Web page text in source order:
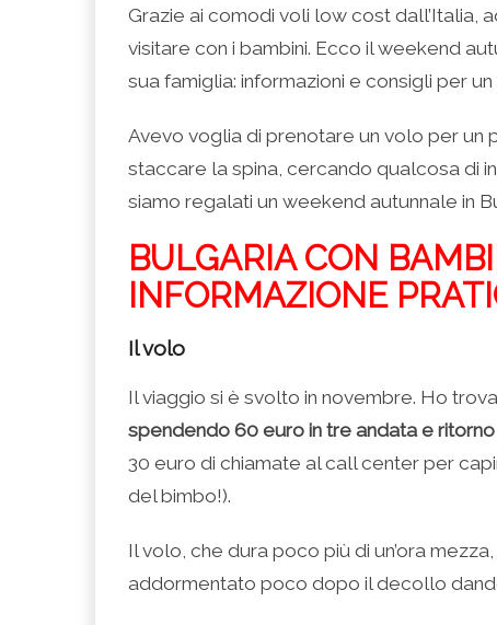
su
Facebook
(Si
apre
una
nuova
condividere
su
Twitter
(Si
in
una
condividere
su
Google+
(Si
in
una
condividere
su
LinkedIn
(Si
in
una
stampare
(Si
apre
in
nuova
finestra)
Grazie ai comodi voli low cost dall’Italia,
visitare con i bambini. Ecco il weekend
sua famiglia: informazioni e consigli per un
Avevo voglia di prenotare un volo per
staccare la spina, cercando qualcosa di
siamo regalati un weekend autunnale in
BULGARIA CON
INFORMAZIONE
Il volo
Il viaggio si è svolto in novembre. Ho
spendendo 60 euro in tre andata e ritorno
30 euro di chiamate al call center per
del bimbo!).
Il volo, che dura poco più di un’ora
addormentato poco dopo il decollo